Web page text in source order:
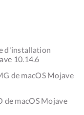
d'installation
10.14.6
de macOS Mojave
de macOS Mojave